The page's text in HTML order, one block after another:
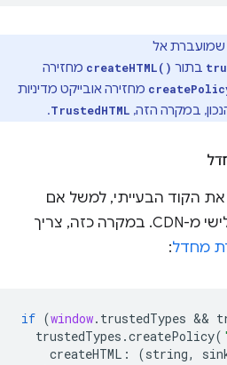
בתורcreateHTML()מחזירה
מחזירה אובייקט מדיניות
במקרה הזה,TrustedHTML
.
הבעייתי, למשל אם
טוענים ספרייה של צד שלישי מ-CDN. במקרה כזה, צריך
:
if (window.trustedTypes
trustedTypes.
createHTML: (string,